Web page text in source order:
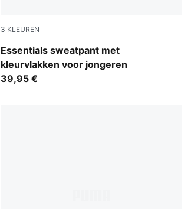
3 KLEUREN
Essentials sweatpant met
kleurvlakken voor jongeren
Midnight Petrol
39,95 €